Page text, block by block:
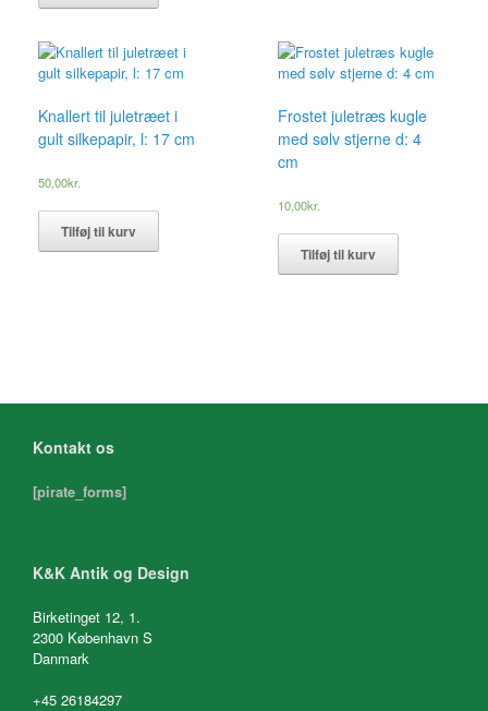
Knallert til juletræet i
gult silkepapir, l: 17 cm
50,00kr.
Tilføj til kurv
Frostet juletræs kugle
med sølv stjerne d: 4
cm
10,00kr.
Tilføj til kurv
Kontakt os
[pirate_forms]
K&K Antik og Design
Birketinget 12, 1.
2300 København S
Danmark
+45 26184297